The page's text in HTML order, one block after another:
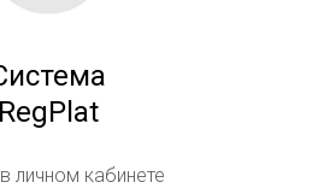
RegPlat
личном кабинете